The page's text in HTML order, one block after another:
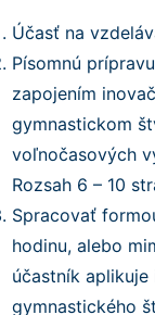
Účasť na
Písomnú
zapojením
gymnastickom
voľnočasových
Rozsah 6 – 10
Spracovať
hodinu, alebo
účastník
gymnastického